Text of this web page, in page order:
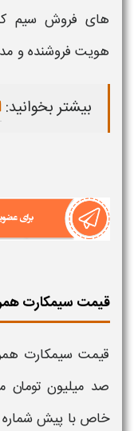
های فروش سیم
هویت فروشنده و
بیشتر بخوانید:
قیمت سیمکارت
قیمت سیمکارت
صد میلیون
خاص با پیش شماره